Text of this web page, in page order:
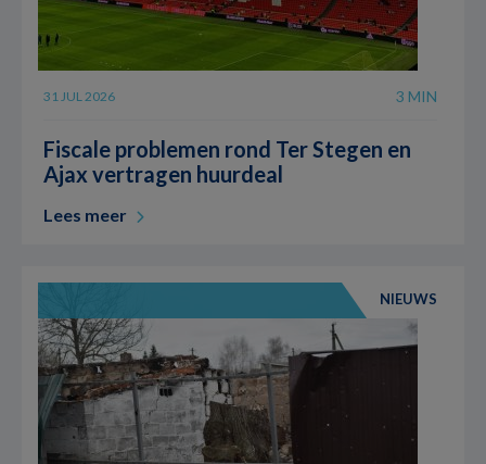
31 JUL 2026 3 MIN
Fiscale problemen rond Ter Stegen en
Ajax vertragen huurdeal
Lees meer
NIEUWS